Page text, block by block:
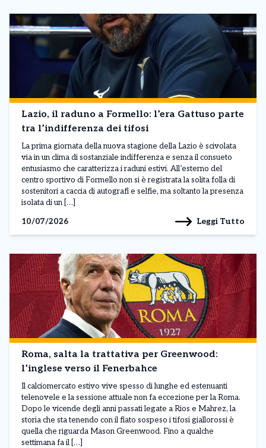
Lazio, il raduno a Formello: l’era Gattuso parte
tra l’indifferenza dei tifosi
La prima giornata della nuova stagione della Lazio è scivolata
via in un clima di sostanziale indifferenza e senza il consueto
entusiasmo che caratterizza i raduni estivi. All’esterno del
centro sportivo di Formello non si è registrata la solita folla di
sostenitori a caccia di autografi e selfie, ma soltanto la presenza
isolata di un […]
10/07/2026
Leggi Tutto
Roma, salta la trattativa per Greenwood:
l’inglese verso il Fenerbahce
Il calciomercato estivo vive spesso di lunghe ed estenuanti
telenovele e la sessione attuale non fa eccezione per la Roma.
Dopo le vicende degli anni passati legate a Rios e Mahrez, la
storia che sta tenendo con il fiato sospeso i tifosi giallorossi è
quella che riguarda Mason Greenwood. Fino a qualche
settimana fa il […]